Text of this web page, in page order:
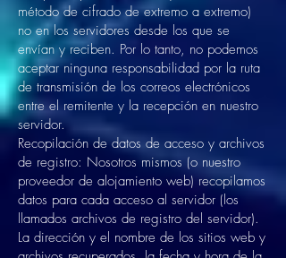
método de cifrado de extremo a extremo)
no en los servidores desde los que se
envían y reciben. Por lo tanto, no podemos
aceptar ninguna responsabilidad por la ruta
de transmisión de los correos electrónicos
entre el remitente y la recepción en nuestro
servidor.
Recopilación de datos de acceso y archivos
de registro: Nosotros mismos (o nuestro
proveedor de alojamiento web) recopilamos
datos para cada acceso al servidor (los
llamados archivos de registro del servidor).
La dirección y el nombre de los sitios web y